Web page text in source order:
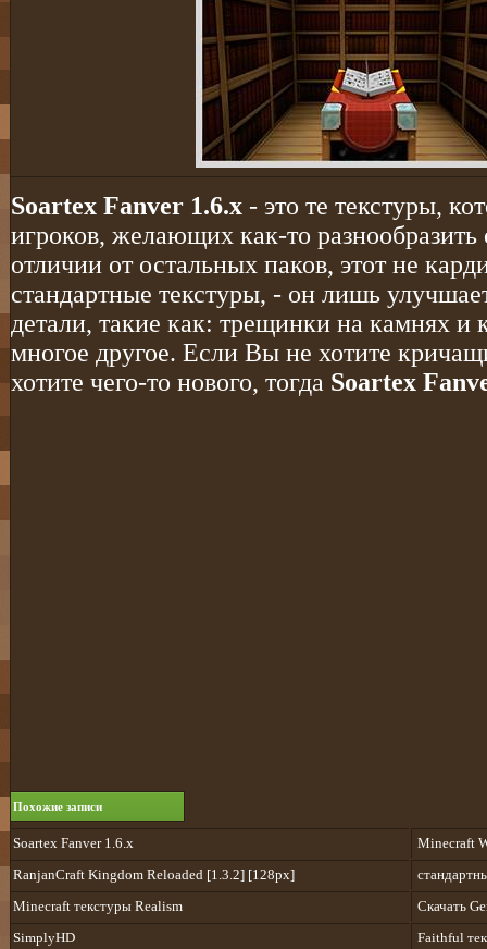
Soartex Fanver 1.6.x - это те текстуры,
игроков, желающих как-то
отличии от остальных паков, этот не
стандартные текстуры, - он лишь
детали, такие как: трещинки на камнях и
многое другое. Если Вы не хотите
хотите чего-то нового, тогда Soartex
Похожие записи
Soartex Fanver 1.6.x
Minecraft
RanjanCraft Kingdom Reloaded [1.3.2] [128px]
Minecraft текстуры Realism
Скачать
SimplyHD
Faithful